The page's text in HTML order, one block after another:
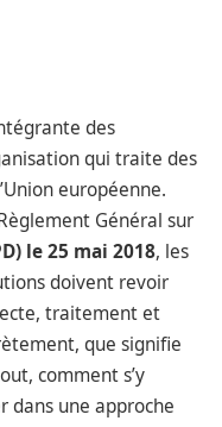
des
qui traite des
européenne.
Général sur
le 25 mai 2018, les
doivent revoir
traitement et
que signifie
comment s’y
dans une approche